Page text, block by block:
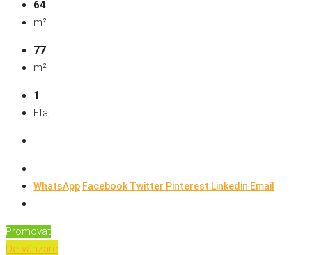
64
m²
77
m²
1
Etaj
WhatsApp FacebookTwitter Pinterest Linkedin Email
Promovat
De vânzare